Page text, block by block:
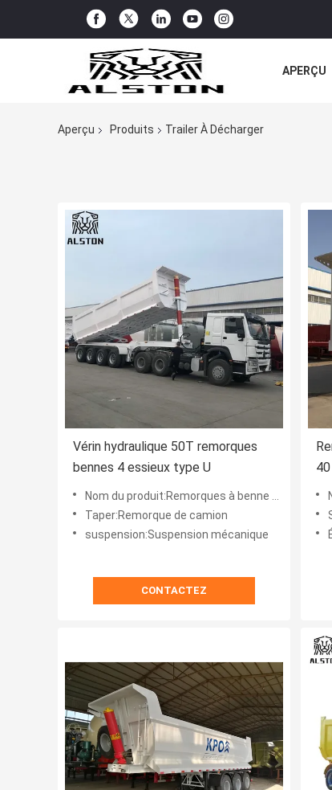
APERÇU
Aperçu
Produits Trailer À Décharger
Vérin hydraulique 50T remorques
bennes 4 essieux type U
Nom du produit:Remorques à benne arrière
Taper:Remorque de camion
suspension:Suspension mécanique
CONTACTEZ